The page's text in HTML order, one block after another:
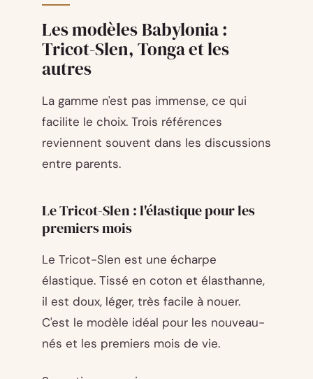
Les modèles Babylonia :
Tricot-Slen, Tonga et les
autres
La gamme n'est pas immense, ce qui
facilite le choix. Trois références
reviennent souvent dans les discussions
entre parents.
Le Tricot-Slen : l'élastique pour les
premiers mois
Le Tricot-Slen est une écharpe
élastique. Tissé en coton et élasthanne,
il est doux, léger, très facile à nouer.
C'est le modèle idéal pour les nouveau-
nés et les premiers mois de vie.